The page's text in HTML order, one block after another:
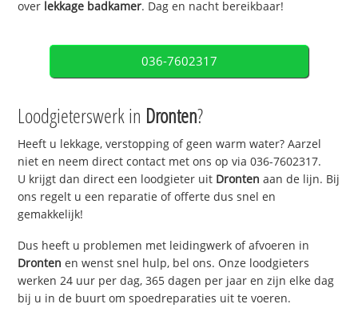
over lekkage badkamer. Dag en nacht bereikbaar!
036-7602317
Loodgieterswerk in Dronten?
Heeft u lekkage, verstopping of geen warm water? Aarzel
niet en neem direct contact met ons op via 036-7602317.
U krijgt dan direct een loodgieter uit Dronten aan de lijn. Bij
ons regelt u een reparatie of offerte dus snel en
gemakkelijk!
Dus heeft u problemen met leidingwerk of afvoeren in
Dronten en wenst snel hulp, bel ons. Onze loodgieters
werken 24 uur per dag, 365 dagen per jaar en zijn elke dag
bij u in de buurt om spoedreparaties uit te voeren.